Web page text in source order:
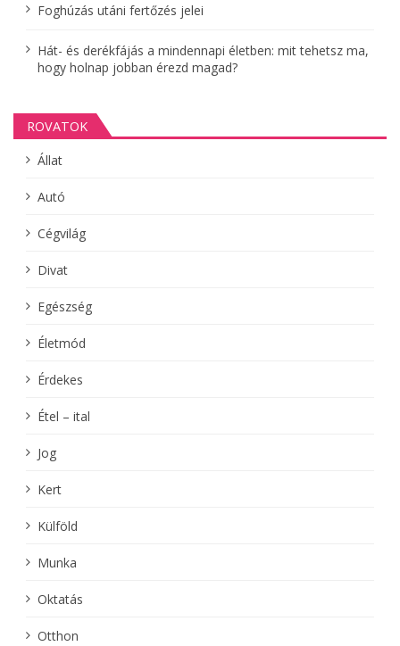
Foghúzás utáni fertőzés jelei
Hát- és derékfájás a mindennapi életben: mit tehetsz ma,
hogy holnap jobban érezd magad?
ROVATOK
Állat
Autó
Cégvilág
Divat
Egészség
Életmód
Érdekes
Étel – ital
Jog
Kert
Külföld
Munka
Oktatás
Otthon